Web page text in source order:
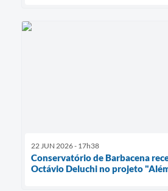
22 JUN 2026 - 17h38
Conservatório de Barbacena
Octávio Deluchi no projeto